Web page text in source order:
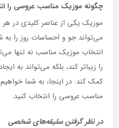
چگونه موزیک مناسب عروسی را
موزیک یکی از عناصر کلیدی در
می‌تواند جو و احساسات روز را
انتخاب موزیک مناسب نه تنها
را زیباتر کند، بلکه می‌تواند به
کمک کند. در اینجا، به شما
مناسب عروسی را انتخاب کنید.
در نظر گرفتن سلیقه‌های شخصی